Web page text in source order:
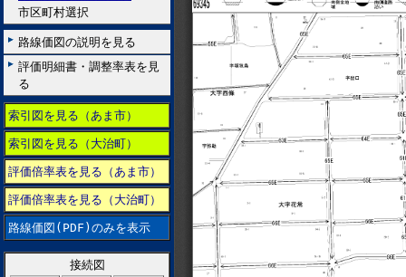
市区町村選択
路線価図の説明を見る
評価明細書・調整率表を見
る
索引図を見る（あま市）
索引図を見る（大治町）
評価倍率表を見る（あま市）
評価倍率表を見る（大治町）
路線価図(PDF)のみを表示
接続図